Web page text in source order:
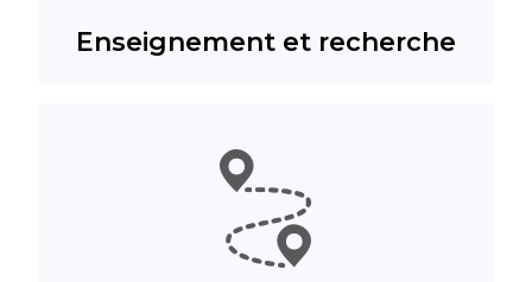
Enseignement et recherche